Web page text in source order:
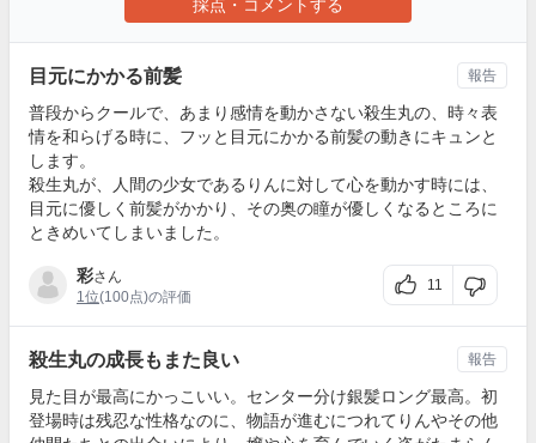
採点・コメントする
目元にかかる前髪
普段からクールで、あまり感情を動かさない殺生丸の、時々表
情を和らげる時に、フッと目元にかかる前髪の動きにキュンと
します。
殺生丸が、人間の少女であるりんに対して心を動かす時には、
目元に優しく前髪がかかり、その奥の瞳が優しくなるところに
ときめいてしまいました。
彩さん
1位(100点)の評価
11
報告
殺生丸の成長もまた良い
見た目が最高にかっこいい。センター分け銀髪ロング最高。初
登場時は残忍な性格なのに、物語が進むにつれてりんやその他
報告